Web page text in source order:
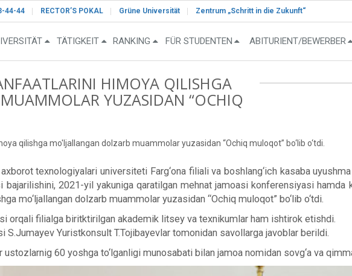
44-44 RECTOR’S POKAL Grüne Universität Zentrum „Schritt in die Zukunft“
TÄTIGKEIT RANKING FÜR STUDENTEN ABITURIENT/BEWERBER
HIMOYA QILISHGA
YUZASIDAN “OCHIQ
qilishga mo'ljallangan dolzarb muammolar yuzasidan “Ochiq muloqot” bo‘lib o‘tdi.
texnologiyalari universiteti Farg‘ona filiali va boshlang‘ich kasaba
bajarilishini, 2021-yil yakuniga qaratilgan mehnat jamoasi konferensiyasi hamda
mo‘ljallangan dolzarb muammolar yuzasidan “Ochiq muloqot” bo‘lib o‘tdi.
orqali filialga biritktirilgan akademik litsey va texnikumlar ham ishtirok etishdi.
S.Jumayev Yuristkonsult T.Tojibayevlar tomonidan savollarga javoblar berildi.
60 yoshga to‘lganligi munosabati bilan jamoa nomidan sovg‘a va